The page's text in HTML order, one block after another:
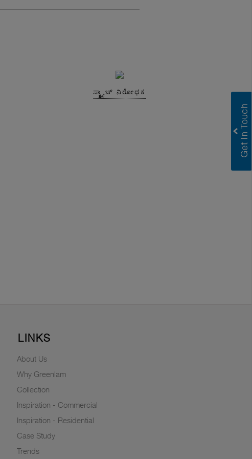
ಸ್ಕ್ರ್ಯಾಚ್ ನಿರೋಧಕ
LINKS
About Us
Why Greenlam
Collection
Inspiration - Commercial
Inspiration - Residential
Case Study
Trends